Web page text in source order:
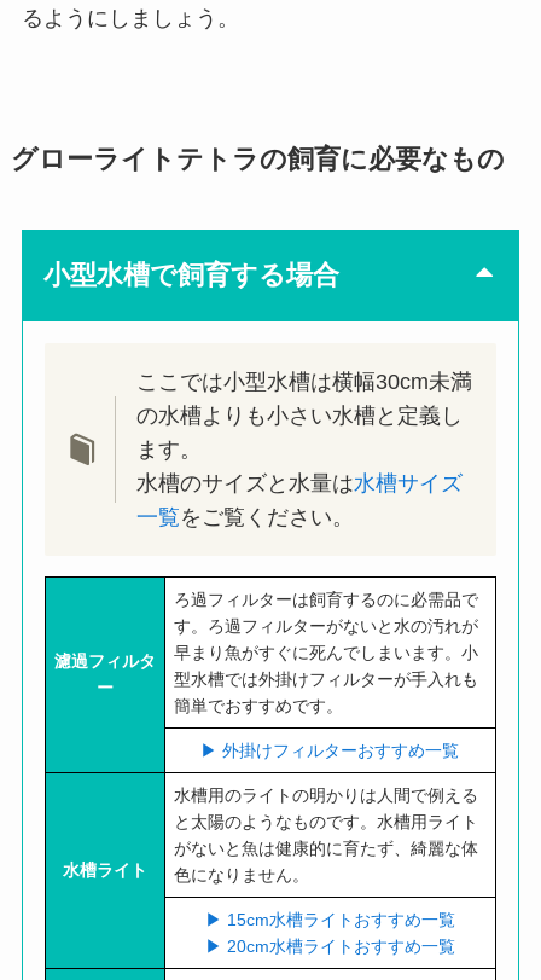
るようにしましょう。
グローライトテトラの飼育に必要なもの
小型水槽で飼育する場合
ここでは小型水槽は横幅30cm未満
の水槽よりも小さい水槽と定義し
ます。
水槽のサイズと水量は水槽サイズ
一覧をご覧ください。
濾過フィルタ
ー
ろ過フィルターは飼育するのに必需品で
す。ろ過フィルターがないと水の汚れが
早まり魚がすぐに死んでしまいます。小
型水槽では外掛けフィルターが手入れも
簡単でおすすめです。
▶︎ 外掛けフィルターおすすめ一覧
水槽ライト
水槽用のライトの明かりは人間で例える
と太陽のようなものです。水槽用ライト
がないと魚は健康的に育たず、綺麗な体
色になりません。
▶︎ 15cm水槽ライトおすすめ一覧
▶︎ 20cm水槽ライトおすすめ一覧